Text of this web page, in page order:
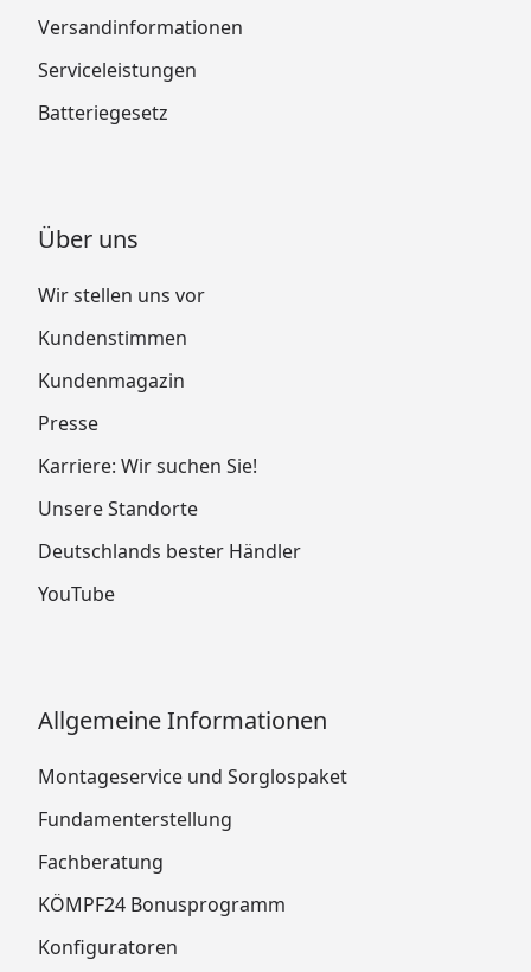
Versandinformationen
Serviceleistungen
Batteriegesetz
Über uns
Wir stellen uns vor
Kundenstimmen
Kundenmagazin
Presse
Karriere: Wir suchen Sie!
Unsere Standorte
Deutschlands bester Händler
YouTube
Allgemeine Informationen
Montageservice und Sorglospaket
Fundamenterstellung
Fachberatung
KÖMPF24 Bonusprogramm
Konfiguratoren